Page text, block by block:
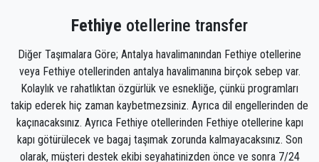
Fethiye'nin istediğiniz yerine götürecek, herkese
uygun yüksek kaliteli tesislerle Türkiye'nin en iyi
hizmeti sunuyoruz.
eli size yardımcı olmaya hazır olacak. Fethiye'da sizi
Ekibimiz, zamanında alınmanızı, sınıfla transfer
edilmenizi ve Antalya'daki varış noktanıza Fethiye'ya
keyifli bir şekilde ulaşmanızı sağlayacak gururlu
profesyoneller olduğundan, transfer hizmetimizle
olan deneyiminiz olağanüstü olacaktır.
Fethiye otellerine transfer
Diğer Taşımalara Göre; Antalya havalimanından Fethiye otellerine
veya Fethiye otellerinden antalya havalimanına birçok sebep var.
Kolaylık ve rahatlıktan özgürlük ve esnekliğe, çünkü programları
takip ederek hiç zaman kaybetmezsiniz. Ayrıca dil engellerinden de
kaçınacaksınız. Ayrıca Fethiye otellerinden Fethiye otellerine kapı
kapı götürülecek ve bagaj taşımak zorunda kalmayacaksınız. Son
olarak, müşteri destek ekibi seyahatinizden önce ve sonra 7/24